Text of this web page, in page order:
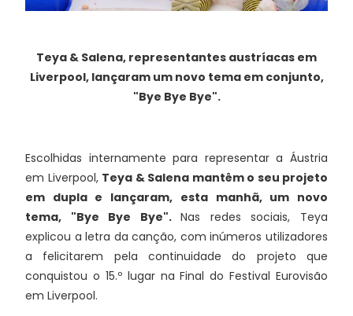
Teya & Salena, representantes austríacas em
Liverpool, lançaram um novo tema em conjunto,
"Bye Bye Bye".
Escolhidas internamente para representar a Áustria
em Liverpool, Teya & Salena mantêm o seu projeto
em dupla e lançaram, esta manhã, um novo
tema, "Bye Bye Bye".Nas redes sociais, Teya
explicou a letra da canção, com inúmeros utilizadores
a felicitarem pela continuidade do projeto que
conquistou o 15.º lugar na Final do Festival Eurovisão
em Liverpool.